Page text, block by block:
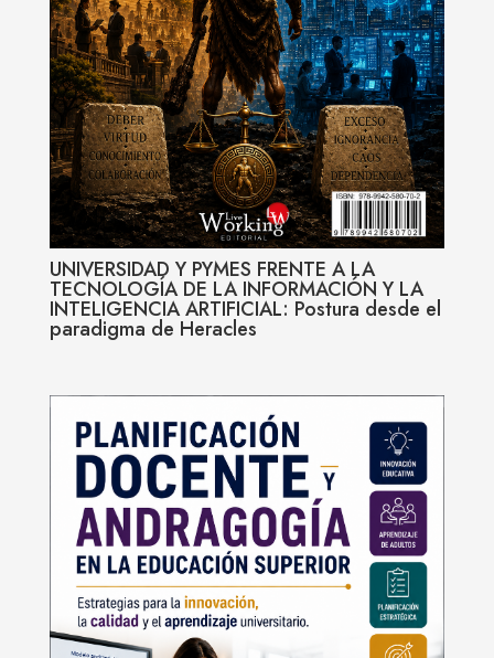
UNIVERSIDAD Y PYMES FRENTE A LA
TECNOLOGÍA DE LA INFORMACIÓN Y LA
INTELIGENCIA ARTIFICIAL: Postura desde el
paradigma de Heracles